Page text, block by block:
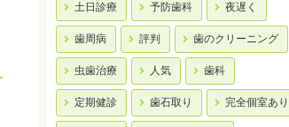
土日診療 予防歯科 夜遅く
歯周病 評判 歯のクリーニング
虫歯治療 人気 歯科
定期健診 歯石取り 完全個室あり